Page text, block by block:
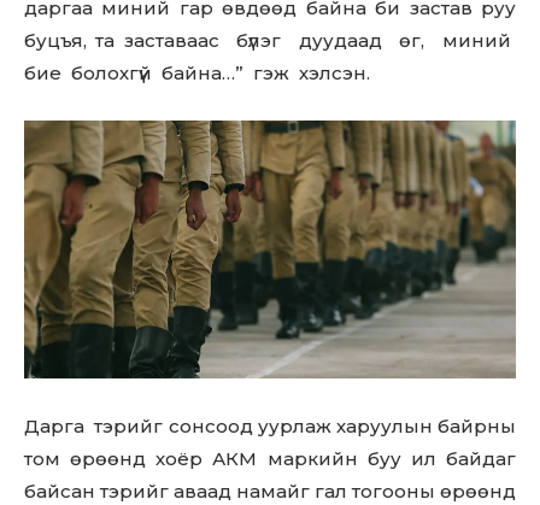
Don't miss
out!
Sing up for our newsletter
to stay in the loop.
SUBSCRIBE
даргаа миний гар өвдөөд байна би застав руу
буцъя, та заставаас бүлэг дуудаад өг, миний
бие болохгүй байна…” гэж хэлсэн.
Дарга тэрийг сонсоод уурлаж харуулын байрны
том өрөөнд хоёр АКМ маркийн буу ил байдаг
байсан тэрийг аваад намайг гал тогооны өрөөнд